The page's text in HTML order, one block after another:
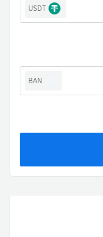
USDT
BAN